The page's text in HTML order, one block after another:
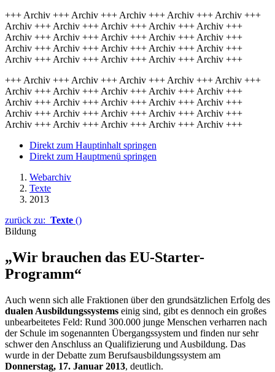
+++ Archiv +++ Archiv +++ Archiv +++ Archiv +++ Archiv +++
Archiv +++ Archiv +++ Archiv +++ Archiv +++ Archiv +++
Archiv +++ Archiv +++ Archiv +++ Archiv +++ Archiv +++
Archiv +++ Archiv +++ Archiv +++ Archiv +++ Archiv +++
Archiv +++ Archiv +++ Archiv +++ Archiv +++ Archiv +++
+++ Archiv +++ Archiv +++ Archiv +++ Archiv +++ Archiv +++
Archiv +++ Archiv +++ Archiv +++ Archiv +++ Archiv +++
Archiv +++ Archiv +++ Archiv +++ Archiv +++ Archiv +++
Archiv +++ Archiv +++ Archiv +++ Archiv +++ Archiv +++
Archiv +++ Archiv +++ Archiv +++ Archiv +++ Archiv +++
Direkt zum Hauptinhalt springen
Direkt zum Hauptmenü springen
Webarchiv
Texte
2013
zurück zu: Texte ()
Bildung
„Wir brauchen das EU-Starter-
Programm“
Auch wenn sich alle Fraktionen über den grundsätzlichen Erfolg des
dualen Ausbildungssystems einig sind, gibt es dennoch ein großes
unbearbeitetes Feld: Rund 300.000 junge Menschen verharren nach
der Schule im sogenannten Übergangssystem und finden nur sehr
schwer den Anschluss an Qualifizierung und Ausbildung. Das
wurde in der Debatte zum Berufsausbildungssystem am
Donnerstag, 17. Januar 2013, deutlich.